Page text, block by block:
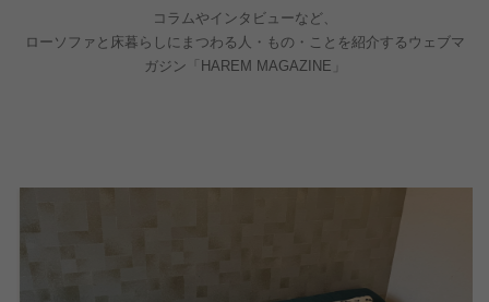
コラムやインタビューなど、
ローソファと床暮らしにまつわる人・もの・ことを紹介するウェブマ
ガジン「HAREM MAGAZINE」